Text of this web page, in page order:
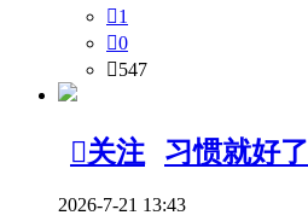
1
0
547
关注 习惯就好了
2026-7-21 13:43